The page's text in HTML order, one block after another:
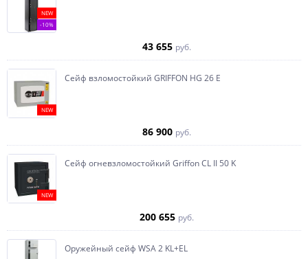
NEW
-10%
43 655 руб.
NEW
Сейф взломостойкий GRIFFON HG 26 E
86 900 руб.
NEW
Сейф огневзломостойкий Griffon CL II 50 K
200 655 руб.
Оружейный сейф WSA 2 KL+EL